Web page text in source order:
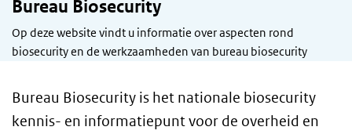
Bureau Biosecurity
Op deze website vindt u informatie over aspecten rond
biosecurity en de werkzaamheden van bureau biosecurity
Bureau Biosecurity is het nationale biosecurity
kennis- en informatiepunt voor de overheid en